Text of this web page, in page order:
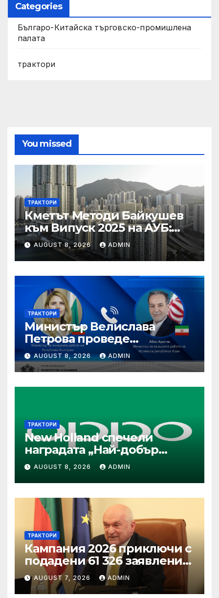
Categories
Българо-Китайска търговско-промишлена
палата
трактори
You missed
ТРАКТОРИ
Кметът Методи Байкушев
към Випуск 2025 на АУБ:
“Помнете Благоевград и се
връщайте тук!”
AUGUST 8, 2026 ADMIN
ТРАКТОРИ
Министър Велислава
Петрова проведе
телефонен разговор с
министъра на външните
работи на Ислямска
република Иран Абас
AUGUST 8, 2026 ADMIN
ТРАКТОРИ
New Holland спечели
наградата „Най-добър
специализиран трактор“ на
конкурса Tractor of the Year
2026
AUGUST 8, 2026 ADMIN
ТРАКТОРИ
Кампания 2026 приключи с
подадени 61 326 заявления
за подпомагане
AUGUST 7, 2026 ADMIN